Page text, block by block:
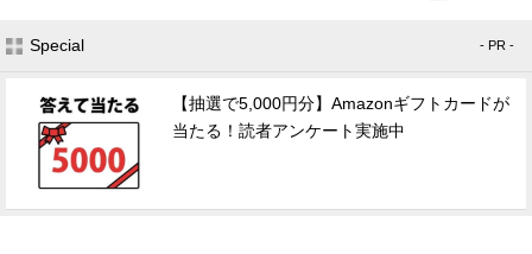
Special - PR -
【抽選で5,000円分】Amazonギフトカードが
当たる！読者アンケート実施中